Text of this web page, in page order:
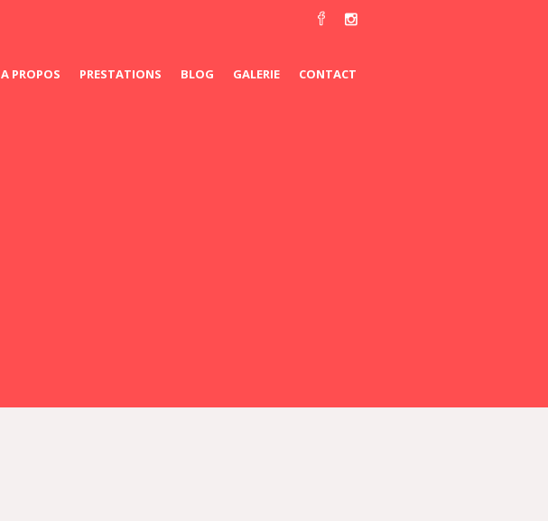
A PROPOS PRESTATIONS BLOG GALERIE CONTACT